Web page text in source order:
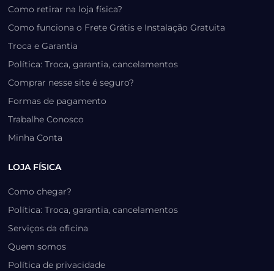
Como retirar na loja física?
Como funciona o Frete Grátis e Instalação Gratuita
Troca e Garantia
Política: Troca, garantia, cancelamentos
Comprar nesse site é seguro?
Formas de pagamento
Trabalhe Conosco
Minha Conta
LOJA FÍSICA
Como chegar?
Política: Troca, garantia, cancelamentos
Serviços da oficina
Quem somos
Política de privacidade